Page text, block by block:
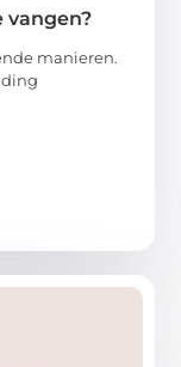
vangen?
manieren.